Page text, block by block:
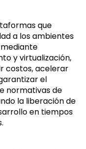
que
a los ambientes
y virtualización,
costos, acelerar
el
normativas de
la liberación de
en tiempos